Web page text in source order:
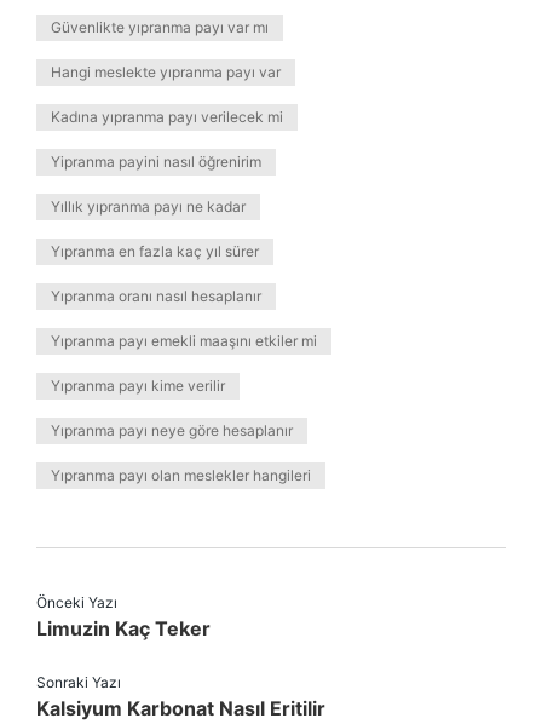
Güvenlikte yıpranma payı var mı
Hangi meslekte yıpranma payı var
Kadına yıpranma payı verilecek mi
Yipranma payini nasıl öğrenirim
Yıllık yıpranma payı ne kadar
Yıpranma en fazla kaç yıl sürer
Yıpranma oranı nasıl hesaplanır
Yıpranma payı emekli maaşını etkiler mi
Yıpranma payı kime verilir
Yıpranma payı neye göre hesaplanır
Yıpranma payı olan meslekler hangileri
Önceki Yazı
Limuzin Kaç Teker
Sonraki Yazı
Kalsiyum Karbonat Nasıl Eritilir